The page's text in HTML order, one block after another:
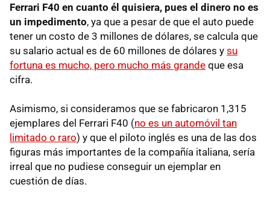
Ferrari F40 en cuanto él quisiera, pues el dinero no es
un impedimento, ya que a pesar de que el auto puede
tener un costo de 3 millones de dólares, se calcula que
su salario actual es de 60 millones de dólares y su
fortuna es mucho, pero mucho más grande que esa
cifra.
Asimismo, si consideramos que se fabricaron 1,315
ejemplares del Ferrari F40 (no es un automóvil tan
limitado o raro) y que el piloto inglés es una de las dos
figuras más importantes de la compañía italiana, sería
irreal que no pudiese conseguir un ejemplar en
cuestión de días.